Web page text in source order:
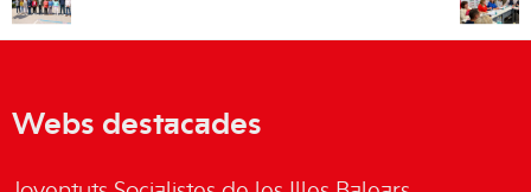
Webs destacades